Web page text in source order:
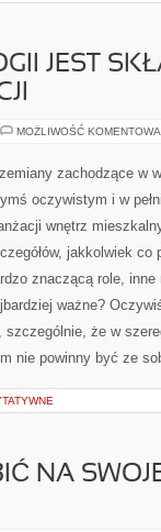
JEST
MOŻLIWOŚĆ
zachodzące w
oczywistym i w
wnętrz
jakkolwiek co
znaczącą role,
ważne?
szczególnie, że w
nie powinny być ze
NA